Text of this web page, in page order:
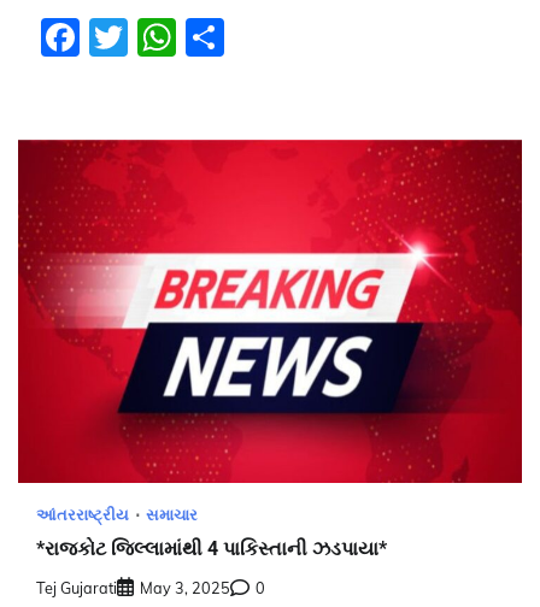
Facebook
TwitterWhatsApp
આંતરરાષ્ટ્રીય સમાચાર
*રાજકોટ જિલ્લામાંથી 4 પાકિસ્તાની ઝડપાયા*
Tej Gujarati May 3, 2025 0